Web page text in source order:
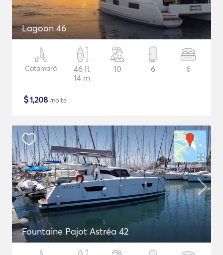
Lagoon 46
Catamarã
46 ft
14 m
10 6 6
$1,208 /noite
Fountaine Pajot Astréa 42